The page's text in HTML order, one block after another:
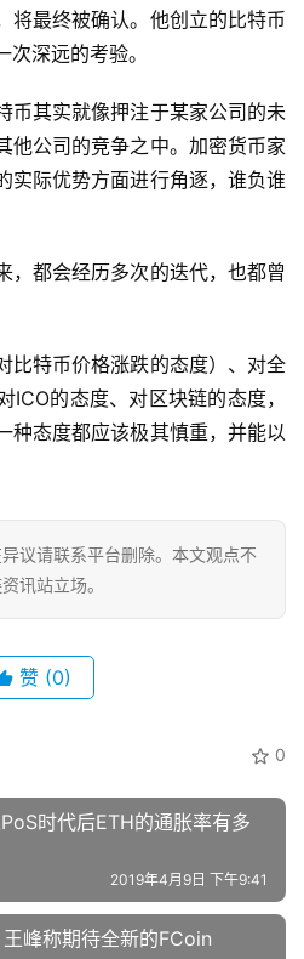
将最终被确认。他创立的比特币
深远的考验。
币其实就像押注于某家公司的未
他公司的竞争之中。加密货币家
实际优势方面进行角逐，谁负谁
，都会经历多次的迭代，也都曾
比特币价格涨跌的态度）、对全
ICO的态度、对区块链的态度，
种态度都应该极其慎重，并能以
议请联系平台删除。本文观点不
讯站立场。
赞 (0)
0
时代后ETH的通胀率有多
2019年4月9日 下午9:41
峰称期待全新的FCoin